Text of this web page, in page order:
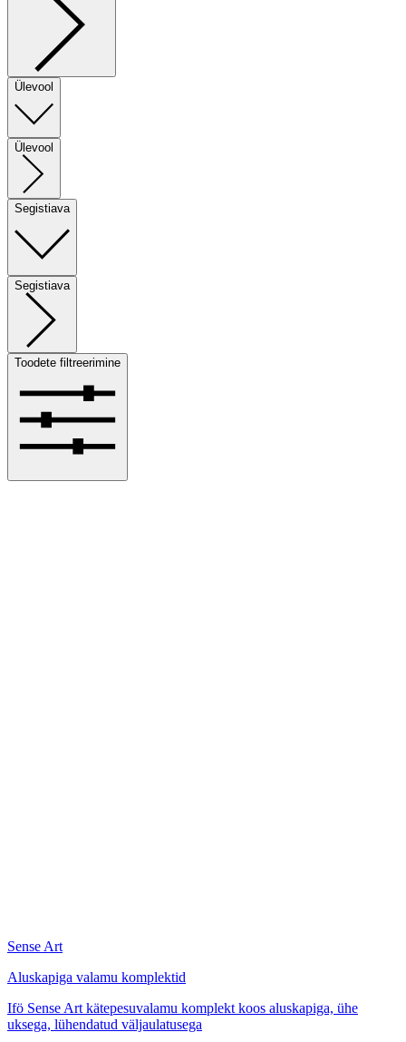
Ülevool
Ülevool
Segistiava
Segistiava
Toodete filtreerimine
Sense Art
Aluskapiga valamu komplektid
Ifö Sense Art kätepesuvalamu komplekt koos aluskapiga, ühe
uksega, lühendatud väljaulatusega